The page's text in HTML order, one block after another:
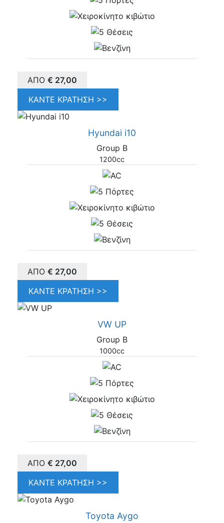
ΑΠΌ € 27,00
ΚΆΝΤΕ ΚΡΆΤΗΣΗ >>
Hyundai i10
Group B
1200cc
ΑΠΌ € 27,00
ΚΆΝΤΕ ΚΡΆΤΗΣΗ >>
VW UP
Group B
1000cc
ΑΠΌ € 27,00
ΚΆΝΤΕ ΚΡΆΤΗΣΗ >>
Toyota Aygo